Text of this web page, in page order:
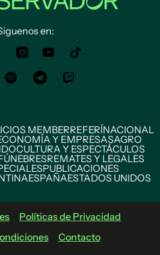
en:
MEMBERREFERÍNACIONAL
Y EMPRESASAGRO
CULTURA Y ESPECTÁCULOS
REMATES Y LEGALES
PUBLICACIONES
ESPAÑAESTADOS UNIDOS
Políticas de Privacidad
Contacto